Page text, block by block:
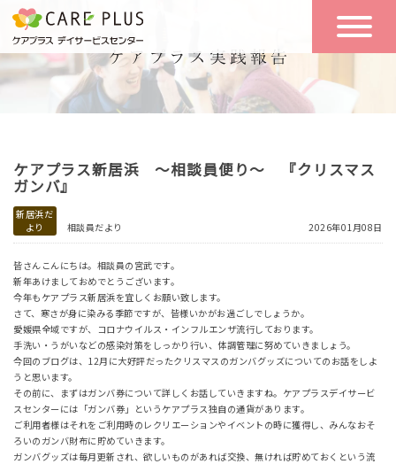
こんな方に
おすすめ
一日の流れ
一日体験
空き状況
実践報告
リクルート
お問い合わせ
ケアプラス新居浜 ～相談員便り～ 『クリスマス
ガンバ』
新居浜だ
より
相談員だより 2026年01月08日
皆さんこんにちは。相談員の宮武です。
新年あけましておめでとうございます。
今年もケアプラス新居浜を宜しくお願い致します。
さて、寒さが身に染みる季節ですが、皆様いかがお過ごしでしょうか。
愛媛県全域ですが、コロナウイルス・インフルエンザ流行しております。
手洗い・うがいなどの感染対策をしっかり行い、体調管理に努めていきましょう。
今回のブログは、12月に大好評だったクリスマスのガンバグッズについてのお話をしよ
うと思います。
その前に、まずはガンバ券について詳しくお話していきますね。ケアプラスデイサービ
スセンターには「ガンバ券」というケアプラス独自の通貨があります。
ご利用者様はそれをご利用時のレクリエーションやイベントの時に獲得し、みんなおそ
ろいのガンバ財布に貯めていきます。
ガンバグッズは毎月更新され、欲しいものがあれば交換、無ければ貯めておくという流